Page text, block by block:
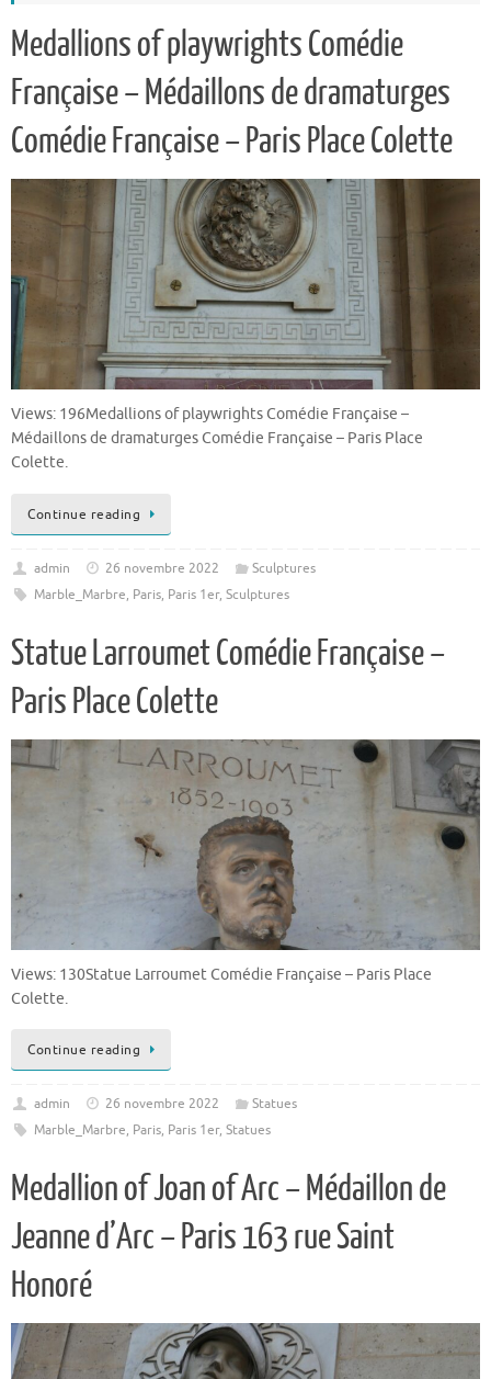
Medallions of playwrights Comédie
Française – Médaillons de dramaturges
Comédie Française – Paris Place Colette
Views: 196Medallions of playwrights Comédie Française –
Médaillons de dramaturges Comédie Française – Paris Place
Colette.
Continue reading
admin 26 novembre 2022
Sculptures
Marble_Marbre, Paris, Paris 1er, Sculptures
Statue Larroumet Comédie Française –
Paris Place Colette
Views: 130Statue Larroumet Comédie Française – Paris Place
Colette.
Continue reading
admin 26 novembre 2022
Statues
Marble_Marbre, Paris, Paris 1er, Statues
Medallion of Joan of Arc – Médaillon de
Jeanne d’Arc – Paris 163 rue Saint
Honoré